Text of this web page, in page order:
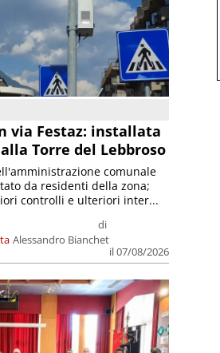
via Festaz: installata
Torre del Lebbroso
di
Alessandro Bianchet
il 07/08/2026
comunale
da residenti della zona;
controlli e ulteriori inter...